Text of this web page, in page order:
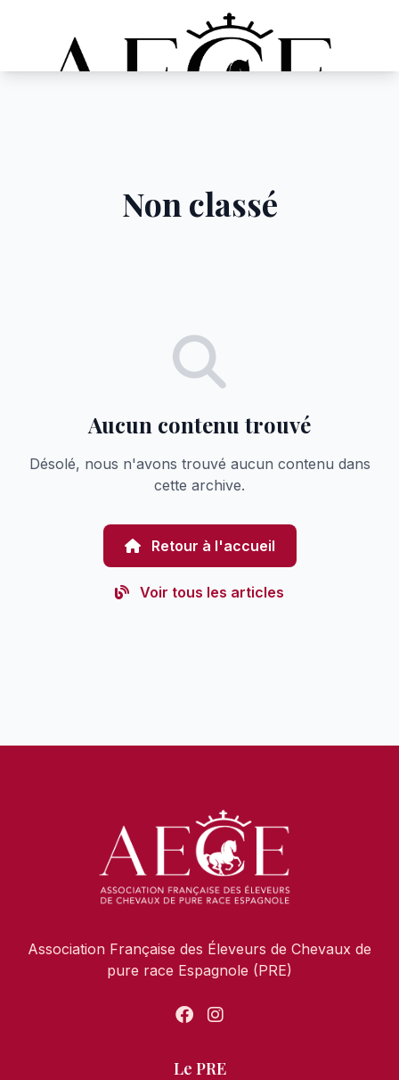
Non classé
Aucun contenu trouvé
Désolé, nous n'avons trouvé aucun contenu dans
cette archive.
Retour à l'accueil
Voir tous les articles
Association Française des Éleveurs de Chevaux de
pure race Espagnole (PRE)
Le PRE